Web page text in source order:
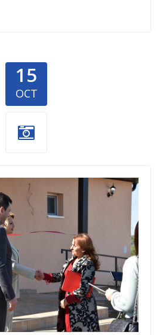
15
OCT